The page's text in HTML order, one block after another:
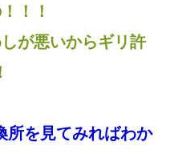
！！
が悪いからギリ許
所を見てみればわか